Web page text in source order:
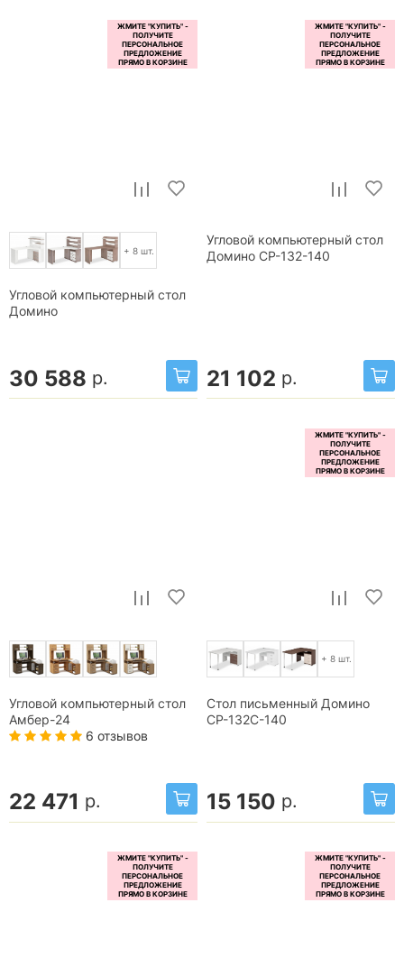
+ 8 шт.
Угловой компьютерный стол
Домино
30 588 р.
Угловой компьютерный стол
Домино СР-132-140
21 102 р.
Угловой компьютерный стол
Амбер-24
6 отзывов
22 471 р.
+ 8 шт.
Стол письменный Домино
СР-132С-140
15 150 р.